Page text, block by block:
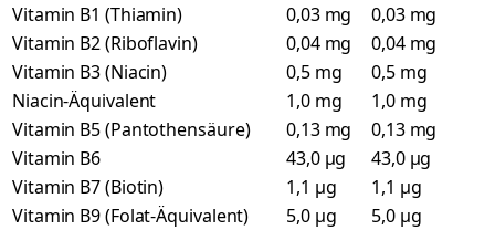
Vitamin B1 (Thiamin)
0,03 mg
0,03 mg
Vitamin B2 (Riboflavin)
0,04 mg
0,04 mg
Vitamin B3 (Niacin)
0,5 mg
0,5 mg
Niacin-Äquivalent
1,0 mg
1,0 mg
Vitamin B5 (Pantothensäure)
0,13 mg
0,13 mg
Vitamin B6
43,0 µg
43,0 µg
Vitamin B7 (Biotin)
1,1 µg
1,1 µg
Vitamin B9 (Folat-Äquivalent)
5,0 µg
5,0 µg